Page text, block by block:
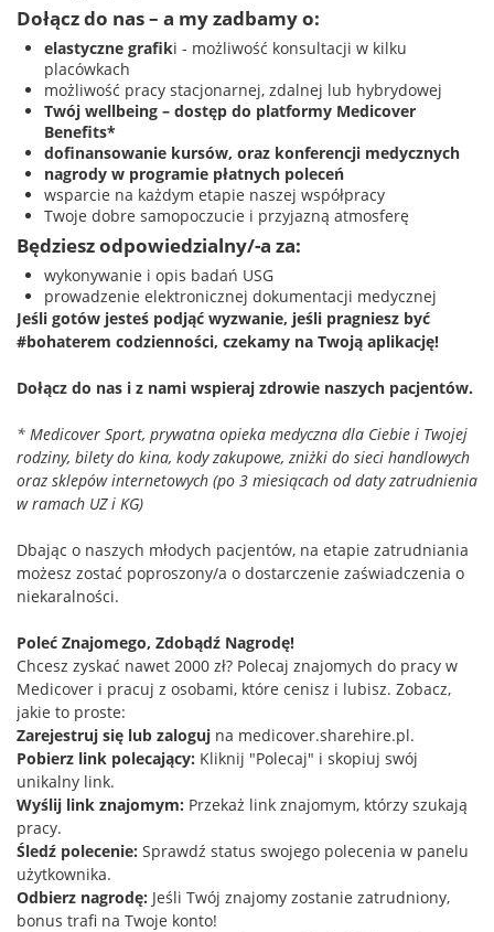
Dołącz do nas – a my zadbamy o:
elastyczne grafiki - możliwość konsultacji w kilku
placówkach
możliwość pracy stacjonarnej, zdalnej lub hybrydowej
Twój wellbeing – dostęp do platformy Medicover
Benefits*
dofinansowanie kursów, oraz konferencji medycznych
nagrody w programie płatnych poleceń
wsparcie na każdym etapie naszej współpracy
Twoje dobre samopoczucie i przyjazną atmosferę
Będziesz odpowiedzialny/-a za:
wykonywanie i opis badań USG ​​
prowadzenie elektronicznej dokumentacji medycznej
Jeśli gotów jesteś podjąć wyzwanie, jeśli pragniesz być
#bohaterem codzienności, czekamy na Twoją aplikację!
Dołącz do nas i z nami wspieraj zdrowie naszych pacjentów.
* Medicover Sport, prywatna opieka medyczna dla Ciebie i Twojej
rodziny, bilety do kina, kody zakupowe, zniżki do sieci handlowych
oraz sklepów internetowych (po 3 miesiącach od daty zatrudnienia
w ramach UZ i KG)
Dbając o naszych młodych pacjentów, na etapie zatrudniania
możesz zostać poproszony/a o dostarczenie zaświadczenia o
niekaralności.
Poleć Znajomego, Zdobądź Nagrodę!
Chcesz zyskać nawet 2000 zł? Polecaj znajomych do pracy w
Medicover i pracuj z osobami, które cenisz i lubisz. Zobacz,
jakie to proste:
Zarejestruj się lub zaloguj na medicover.sharehire.pl.
Pobierz link polecający: Kliknij "Polecaj" i skopiuj swój
unikalny link.
Wyślij link znajomym: Przekaż link znajomym, którzy szukają
pracy.
Śledź polecenie: Sprawdź status swojego polecenia w panelu
użytkownika.
Odbierz nagrodę: Jeśli Twój znajomy zostanie zatrudniony,
bonus trafi na Twoje konto!